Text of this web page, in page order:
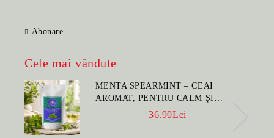
Abonare
Cele mai vândute
MENTA SPEARMINT – CEAI
AROMAT, PENTRU CALM ȘI
BENEFIC PENTRU SĂNĂTATE
36.90Lei